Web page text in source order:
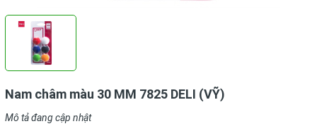
Nam châm màu 30 MM 7825 DELI (VỸ)
Mô tả đang cập nhật